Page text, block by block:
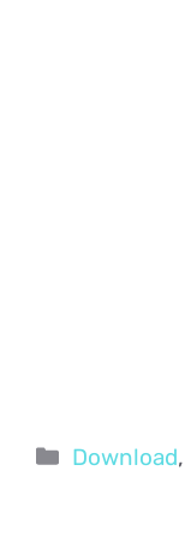
Categorie
Download,